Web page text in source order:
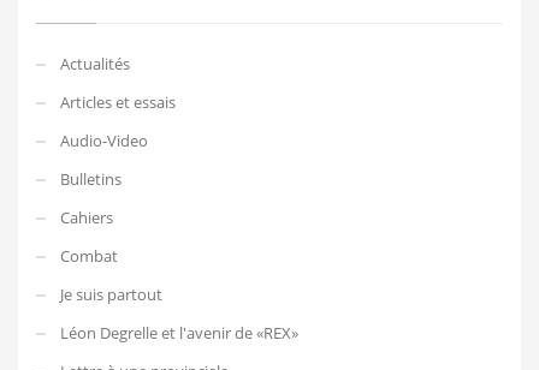
Actualités
Articles et essais
Audio-Video
Bulletins
Cahiers
Combat
Je suis partout
Léon Degrelle et l'avenir de «REX»